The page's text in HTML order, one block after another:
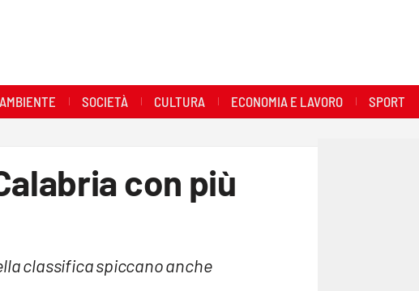
AMBIENTE SOCIETÀ CULTURA ECONOMIA E LAVORO SPORT
con più
classifica spiccano anche